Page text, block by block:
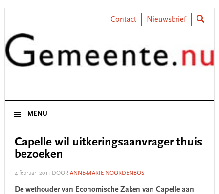
Skip
primary
navigation
Skip
content
Skip
primary
sidebar
Skip
footer
Contact Nieuwsbrief
MENU
Capelle wil uitkeringsaanvrager thuis
bezoeken
4 februari 2011 DOOR ANNE-MARIE NOORDENBOS
De wethouder van Economische Zaken van Capelle aan